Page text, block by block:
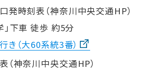
発時刻表（神奈川中央交通HP）
」下車 徒歩 約5分
（大60系統3番）
（神奈川中央交通HP）